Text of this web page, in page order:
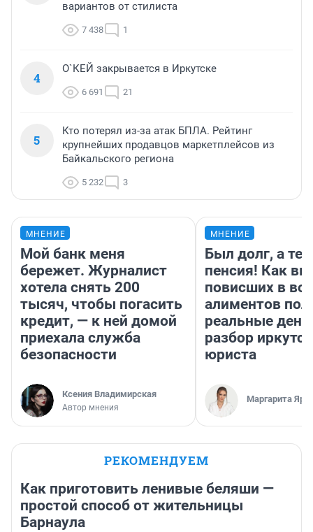
вариантов от стилиста
7 438 1
4
О`КЕЙ закрывается в Иркутске
6 691 21
5
Кто потерял из-за атак БПЛА. Рейтинг
крупнейших продавцов маркетплейсов из
Байкальского региона
5 232 3
МНЕНИЕ
Мой банк меня
бережет. Журналист
хотела снять 200
тысяч, чтобы погасить
кредит, — к ней домой
приехала служба
безопасности
Ксения Владимирская
Автор мнения
МНЕНИЕ
Был долг, а
пенсия! Как
повисших в
алиментов
реальные
разбор
юриста
Маргарита
РЕКОМЕНДУЕМ
Как приготовить ленивые беляши —
простой способ от жительницы
Барнаула